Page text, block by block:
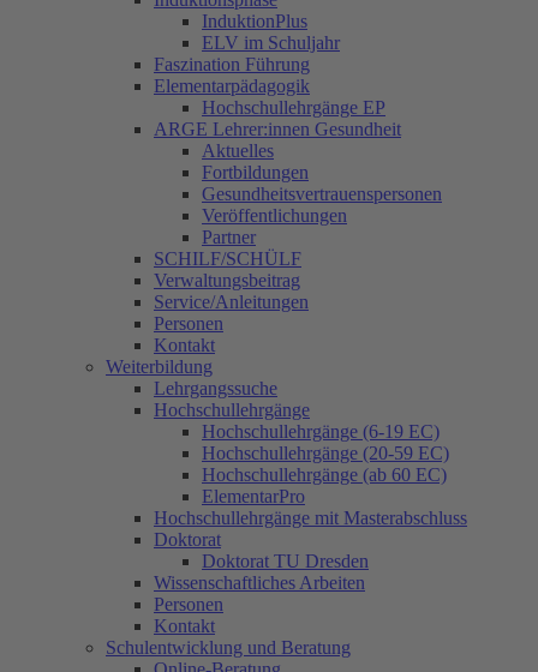
InduktionPlus
ELV im Schuljahr
Faszination Führung
Elementarpädagogik
Hochschullehrgänge EP
ARGE Lehrer:innen Gesundheit
Aktuelles
Fortbildungen
Gesundheitsvertrauenspersonen
Veröffentlichungen
Partner
SCHILF/SCHÜLF
Verwaltungsbeitrag
Service/Anleitungen
Personen
Kontakt
Weiterbildung
Lehrgangssuche
Hochschullehrgänge
Hochschullehrgänge (6-19 EC)
Hochschullehrgänge (20-59 EC)
Hochschullehrgänge (ab 60 EC)
ElementarPro
Hochschullehrgänge mit Masterabschluss
Doktorat
Doktorat TU Dresden
Wissenschaftliches Arbeiten
Personen
Kontakt
Schulentwicklung und Beratung